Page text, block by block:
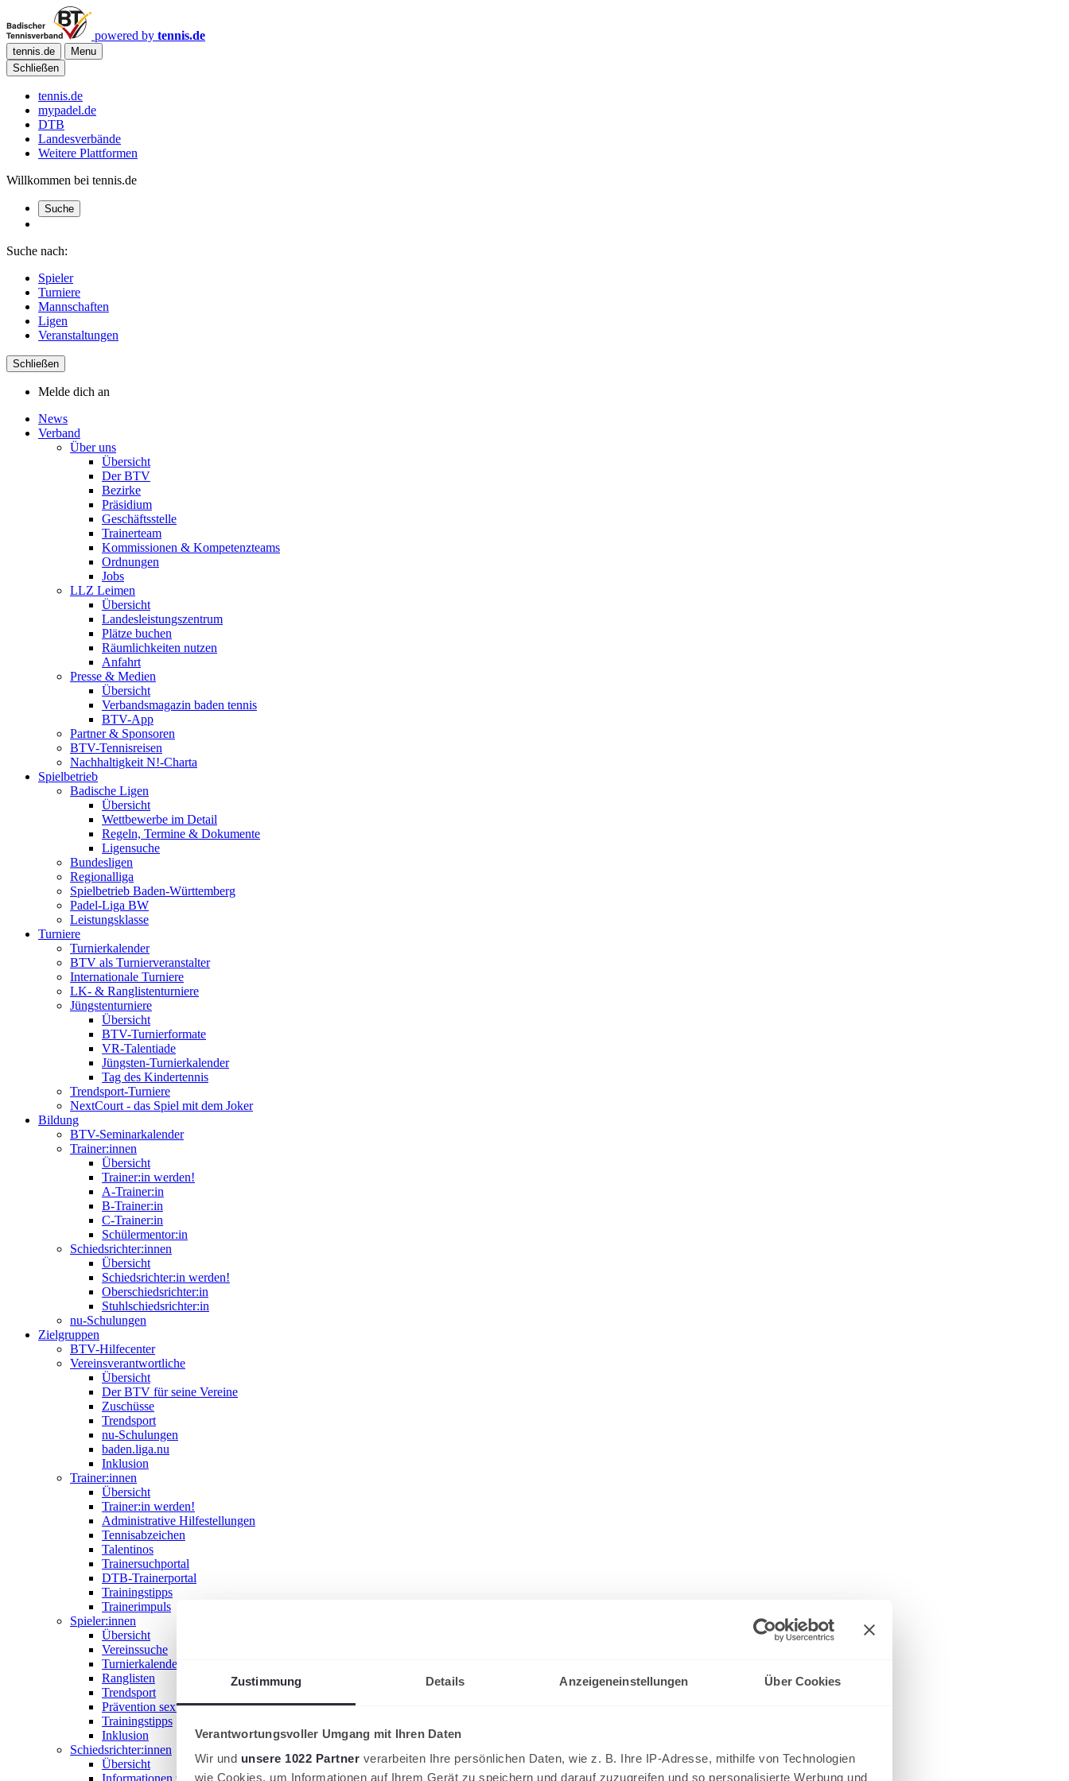
Zustimmung Details Anzeigeneinstellungen Über Cookies
Verantwortungsvoller Umgang mit Ihren Daten
Wir und unsere 1022 Partner verarbeiten Ihre persönlichen Daten, wie z. B. Ihre IP-Adresse, mithilfe von Technologien
wie Cookies, um Informationen auf Ihrem Gerät zu speichern und darauf zuzugreifen und so personalisierte Werbung und
powered by tennis.de
tennis.de
Menu
Schließen
tennis.de
mypadel.de
DTB
Landesverbände
Weitere Plattformen
Willkommen bei tennis.de
Suche
Suche nach:
Spieler
Turniere
Mannschaften
Ligen
Veranstaltungen
Schließen
Melde dich an
News
Verband
Über uns
Übersicht
Der BTV
Bezirke
Präsidium
Geschäftsstelle
Trainerteam
Kommissionen & Kompetenzteams
Ordnungen
Jobs
LLZ Leimen
Übersicht
Landesleistungszentrum
Plätze buchen
Räumlichkeiten nutzen
Anfahrt
Presse & Medien
Übersicht
Verbandsmagazin baden tennis
BTV-App
Partner & Sponsoren
BTV-Tennisreisen
Nachhaltigkeit N!-Charta
Spielbetrieb
Badische Ligen
Übersicht
Wettbewerbe im Detail
Regeln, Termine & Dokumente
Ligensuche
Bundesligen
Regionalliga
Spielbetrieb Baden-Württemberg
Padel-Liga BW
Leistungsklasse
Turniere
Turnierkalender
BTV als Turnierveranstalter
Internationale Turniere
LK- & Ranglistenturniere
Jüngstenturniere
Übersicht
BTV-Turnierformate
VR-Talentiade
Jüngsten-Turnierkalender
Tag des Kindertennis
Trendsport-Turniere
NextCourt - das Spiel mit dem Joker
Bildung
BTV-Seminarkalender
Trainer:innen
Übersicht
Trainer:in werden!
A-Trainer:in
B-Trainer:in
C-Trainer:in
Schülermentor:in
Schiedsrichter:innen
Übersicht
Schiedsrichter:in werden!
Oberschiedsrichter:in
Stuhlschiedsrichter:in
nu-Schulungen
Zielgruppen
BTV-Hilfecenter
Vereinsverantwortliche
Übersicht
Der BTV für seine Vereine
Zuschüsse
Trendsport
nu-Schulungen
baden.liga.nu
Inklusion
Trainer:innen
Übersicht
Trainer:in werden!
Administrative Hilfestellungen
Tennisabzeichen
Talentinos
Trainersuchportal
DTB-Trainerportal
Trainingstipps
Trainerimpuls
Spieler:innen
Übersicht
Vereinssuche
Turnierkalender
Ranglisten
Trendsport
Prävention sexualisierter Gewalt
Trainingstipps
Inklusion
Schiedsrichter:innen
Übersicht
Informationen zum Schiedsrichterwesen